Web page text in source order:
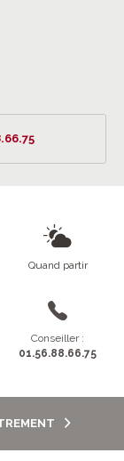
Quand partir
Conseiller :
01.56.88.66.75